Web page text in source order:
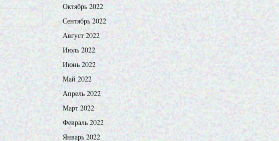
Октябрь 2022
Сентябрь 2022
Август 2022
Июль 2022
Июнь 2022
Май 2022
Апрель 2022
Март 2022
Февраль 2022
Январь 2022